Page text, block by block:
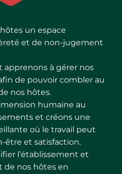
un espace
et de non-jugement
apprenons à gérer nos
de pouvoir combler au
nos hôtes.
humaine au
et créons une
où le travail peut
être et satisfaction.
l’établissement et
de nos hôtes en